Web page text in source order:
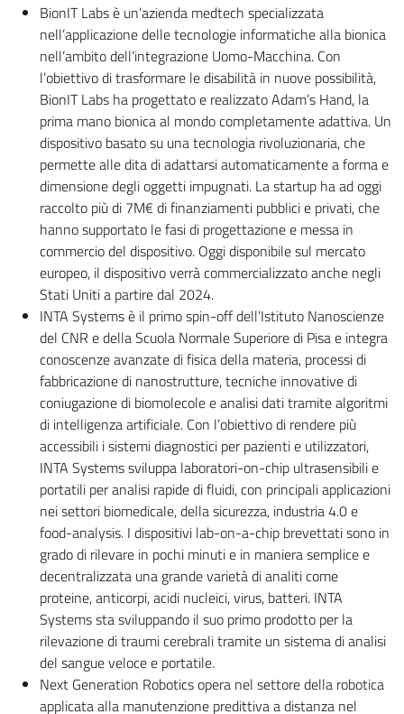
BionIT Labs è un’azienda medtech specializzata
nell’applicazione delle tecnologie informatiche alla bionica
nell’ambito dell’integrazione Uomo-Macchina. Con
l’obiettivo di trasformare le disabilità in nuove possibilità,
BionIT Labs ha progettato e realizzato Adam’s Hand, la
prima mano bionica al mondo completamente adattiva. Un
dispositivo basato su una tecnologia rivoluzionaria, che
permette alle dita di adattarsi automaticamente a forma e
dimensione degli oggetti impugnati. La startup ha ad oggi
raccolto più di 7M€ di finanziamenti pubblici e privati, che
hanno supportato le fasi di progettazione e messa in
commercio del dispositivo. Oggi disponibile sul mercato
europeo, il dispositivo verrà commercializzato anche negli
Stati Uniti a partire dal 2024.
INTA Systems è il primo spin-off dell’Istituto Nanoscienze
del CNR e della Scuola Normale Superiore di Pisa e integra
conoscenze avanzate di fisica della materia, processi di
fabbricazione di nanostrutture, tecniche innovative di
coniugazione di biomolecole e analisi dati tramite algoritmi
di intelligenza artificiale. Con l’obiettivo di rendere più
accessibili i sistemi diagnostici per pazienti e utilizzatori,
INTA Systems sviluppa laboratori-on-chip ultrasensibili e
portatili per analisi rapide di fluidi, con principali applicazioni
nei settori biomedicale, della sicurezza, industria 4.0 e
food-analysis. I dispositivi lab-on-a-chip brevettati sono in
grado di rilevare in pochi minuti e in maniera semplice e
decentralizzata una grande varietà di analiti come
proteine, anticorpi, acidi nucleici, virus, batteri. INTA
Systems sta sviluppando il suo primo prodotto per la
rilevazione di traumi cerebrali tramite un sistema di analisi
del sangue veloce e portatile.
Next Generation Robotics opera nel settore della robotica
applicata alla manutenzione predittiva a distanza nel